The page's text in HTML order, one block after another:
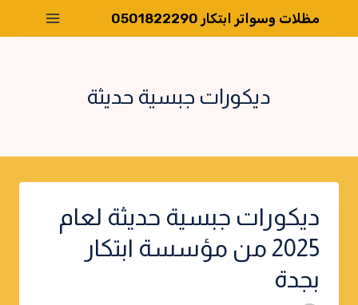
مظلات وسواتر ابتكار 0501822290
ديكورات جبسية حديثة
ديكورات جبسية حديثة لعام
2025 من مؤسسة ابتكار
بجدة